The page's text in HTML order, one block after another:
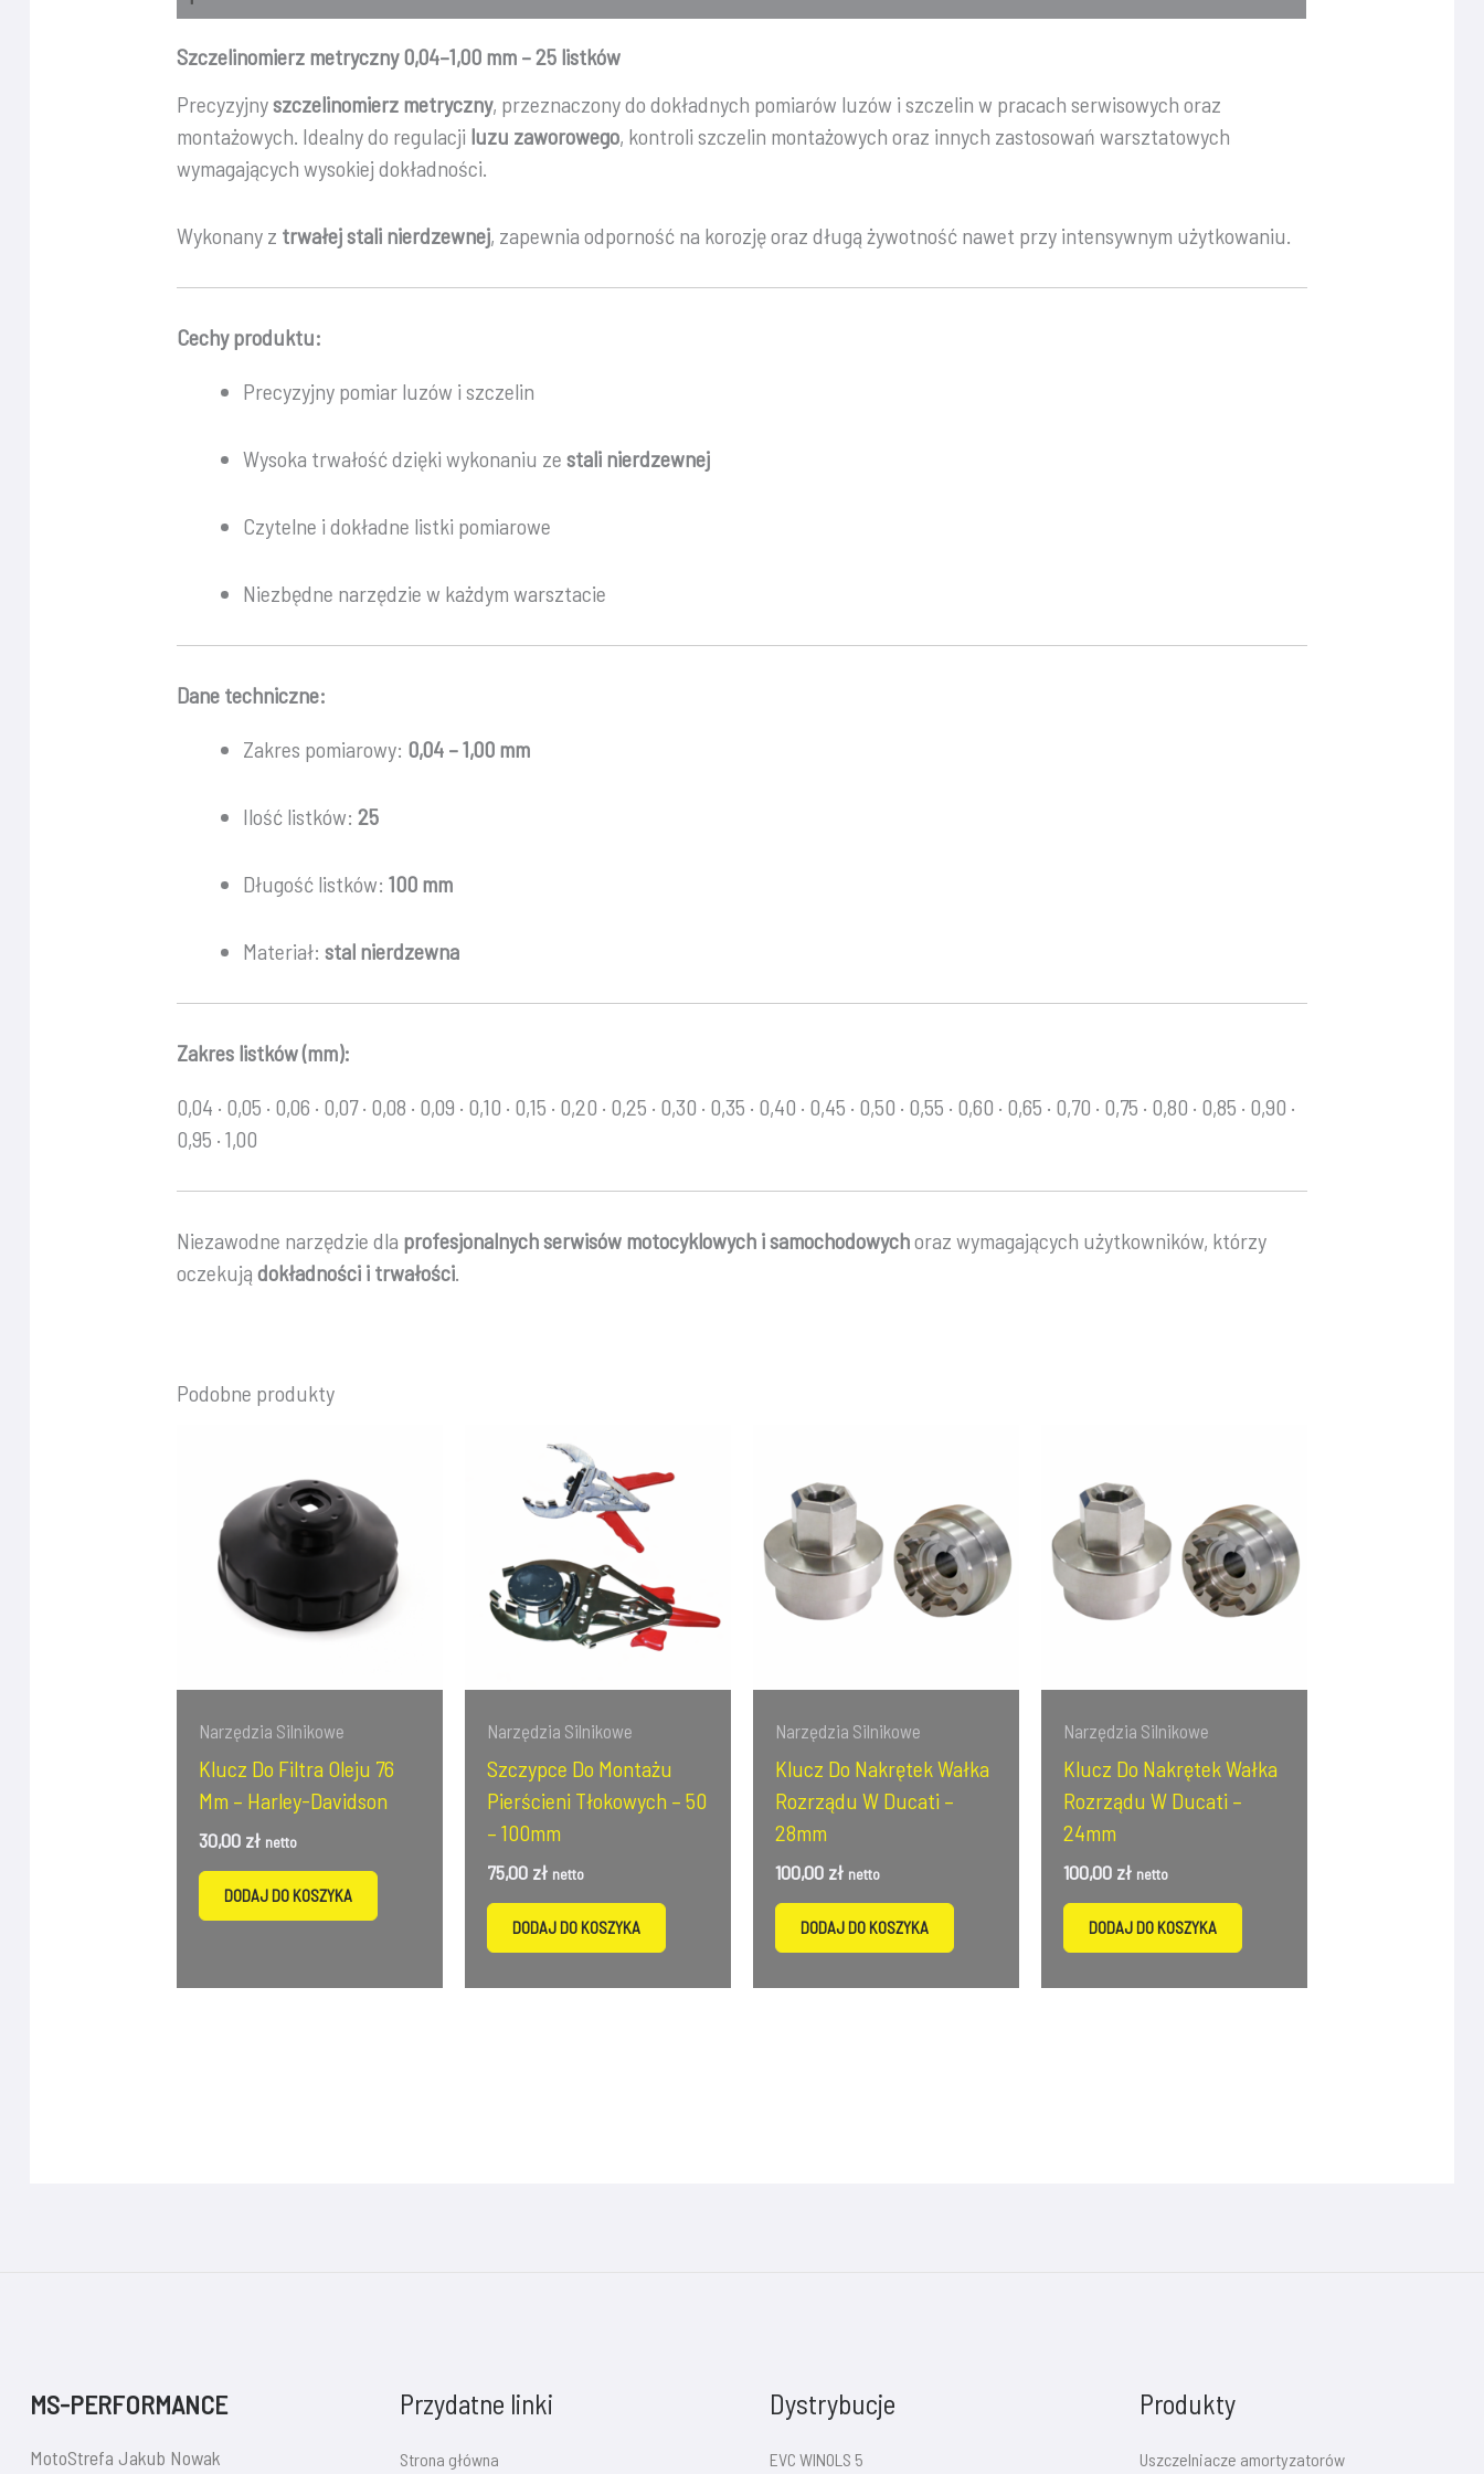
Szczelinomierz metryczny 0,04–1,00 mm – 25 listków
Precyzyjnyszczelinomierz metryczny, przeznaczony do dokładnych pomiarów luzów i szczelin w pracach serwisowych oraz
montażowych. Idealny do regulacji luzu zaworowego, kontroli szczelin montażowych oraz innych zastosowań warsztatowych
wymagających wysokiej dokładności.
Wykonany z trwałej stali nierdzewnej, zapewnia odporność na korozję oraz długą żywotność nawet przy intensywnym użytkowaniu.
Cechy produktu:
Precyzyjny pomiar luzów i szczelin
Wysoka trwałość dzięki wykonaniu zestali nierdzewnej
Czytelne i dokładne listki pomiarowe
Niezbędne narzędzie w każdym warsztacie
Dane techniczne:
Zakres pomiarowy: 0,04 – 1,00 mm
Ilość listków:25
Długość listków:100 mm
Materiał:stal nierdzewna
Zakres listków (mm):
0,04 · 0,05 · 0,06 · 0,07 · 0,08 · 0,09 · 0,10 · 0,15 · 0,20 · 0,25 · 0,30 · 0,35 · 0,40 · 0,45 · 0,50 · 0,55 · 0,60 · 0,65 · 0,70 · 0,75 · 0,80 · 0,85 · 0,90 ·
0,95 · 1,00
Niezawodne narzędzie dla profesjonalnych serwisów motocyklowych i samochodowychoraz wymagających użytkowników, którzy
oczekujądokładności i trwałości
Podobne produkty
Narzędzia Silnikowe
Klucz Do Filtra Oleju 76
Mm – Harley-Davidson
30,00 zł netto
DODAJ DO KOSZYKA
Narzędzia Silnikowe
Szczypce Do Montażu
Pierścieni Tłokowych – 50
– 100mm
75,00 zł netto
DODAJ DO KOSZYKA
Narzędzia Silnikowe
Klucz Do Nakrętek Wałka
Rozrządu W Ducati –
28mm
100,00 zł netto
DODAJ DO KOSZYKA
Narzędzia Silnikowe
Klucz Do Nakrętek Wałka
Rozrządu W Ducati –
24mm
100,00 zł netto
DODAJ DO KOSZYKA
MS-PERFORMANCE
MotoStrefa Jakub Nowak
Przydatne linki
Strona główna
Dystrybucje
EVC WINOLS 5
Produkty
Uszczelniacze amortyzatorów